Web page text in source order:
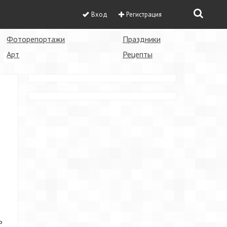
Вход Регистрация
Фоторепортажи
Арт
Праздники
Рецепты